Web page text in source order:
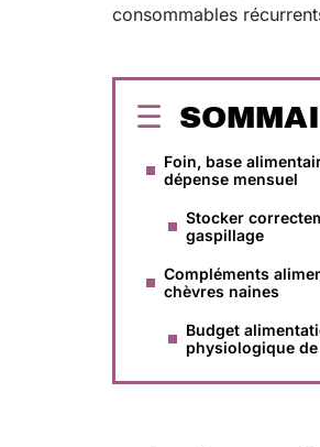
consommables
Foin, base
dépense mensuel
Stocker
gaspillage
Compléments
chèvres naines
Budget
physiologique de